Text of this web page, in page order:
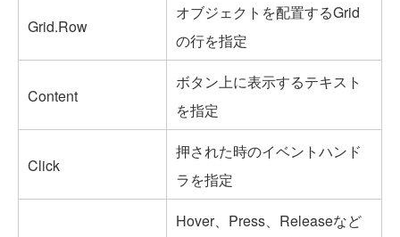
Grid.Row
オブジェクトを配置するGrid
の行を指定
Content
ボタン上に表示するテキスト
を指定
Click
押された時のイベントハンド
ラを指定
Hover、Press、Releaseなど